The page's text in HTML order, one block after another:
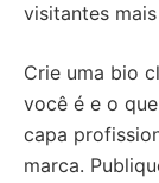
visitantes
Crie uma bio
você é e o
capa
marca.